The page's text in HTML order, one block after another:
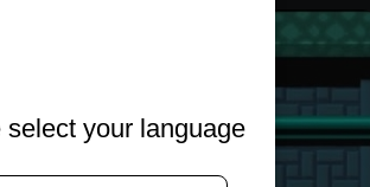
select your language